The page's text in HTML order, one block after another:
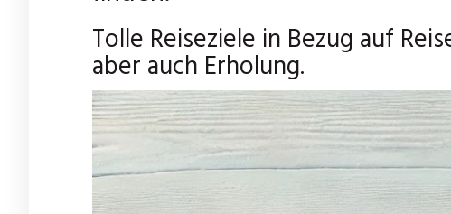
Tolle Reiseziele in Bezug auf
aber auch Erholung.